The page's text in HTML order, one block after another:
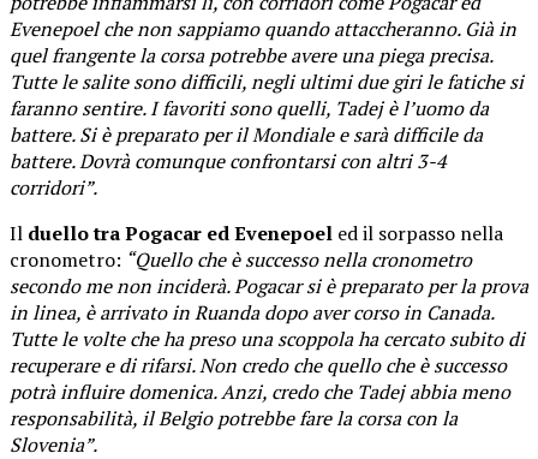
Evenepoel che non sappiamo quando attaccheranno. Già in
quel frangente la corsa potrebbe avere una piega precisa.
Tutte le salite sono difficili, negli ultimi due giri le fatiche si
faranno sentire. I favoriti sono quelli, Tadej è l’uomo da
battere. Si è preparato per il Mondiale e sarà difficile da
battere. Dovrà comunque confrontarsi con altri 3-4
corridori”.
Il duello tra Pogacar ed Evenepoel ed il sorpasso nella
cronometro: “Quello che è successo nella cronometro
secondo me non inciderà. Pogacar si è preparato per la prova
in linea, è arrivato in Ruanda dopo aver corso in Canada.
Tutte le volte che ha preso una scoppola ha cercato subito di
recuperare e di rifarsi. Non credo che quello che è successo
potrà influire domenica. Anzi, credo che Tadej abbia meno
responsabilità, il Belgio potrebbe fare la corsa con la
Slovenia”.